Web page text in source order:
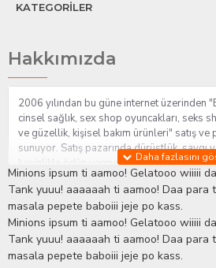
KATEGORİLER
Hakkımızda
2006 yılından bu güne internet üzerinden
cinsel sağlık, sex shop oyuncakları, seks
ve güzellik, kişisel bakım ürünleri" satış
sunuyor. Satış pazarında dürüstlük, saygı
kesinlikle ödün vermeden hizmet sağlık ve
sorularınıza anında cevap verebilen
ihtiyaçlarınızı en uygun fiyat ve taksit
İstanbul beylikdüzü Erotik Shop sitemizde
stratejimiz ile müşterilerimizin
bakımlı olmaları için onlara sağlık ve
sağlıyoruz.Sex ShopAlışveriş sitemiz
Minions ipsum ti aamoo! Gelatooo wiiiii
Tank yuuu! aaaaaah ti aamoo! Daa
masala pepete baboiii jeje po kass.
Minions ipsum ti aamoo! Gelatooo wiiiii
Tank yuuu! aaaaaah ti aamoo! Daa
masala pepete baboiii jeje po kass.